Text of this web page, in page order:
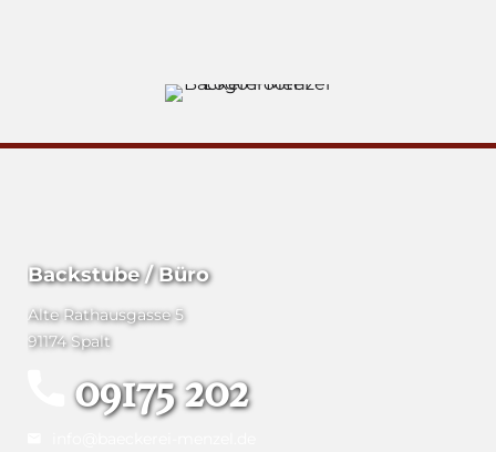
Backstube / Büro
Alte Rathausgasse 5
91174 Spalt
09175 202